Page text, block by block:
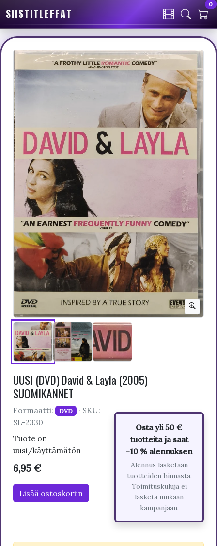
SIISTITLEFFAT
0
UUSI (DVD) David & Layla (2005)
SUOMIKANNET
Formaatti: DVD · SKU:
SL-2330
Tuote on
uusi/käyttämätön
6,95 €
Lisää ostoskoriin
Osta yli 50 €
tuotteita ja saat
-10 % alennuksen
Alennus lasketaan
tuotteiden hinnasta.
Toimituskuluja ei
lasketa mukaan
kampanjaan.